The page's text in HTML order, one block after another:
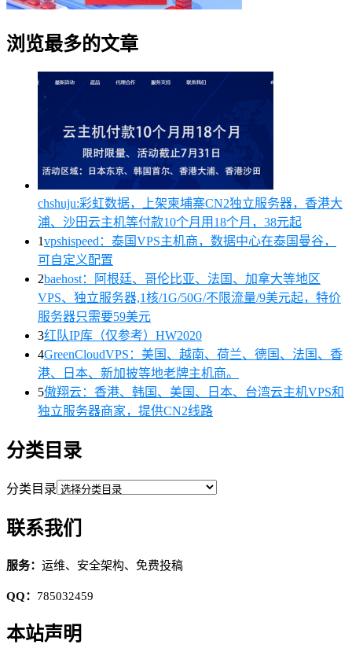
浏览最多的文章
chshuju:彩虹数据，上架柬埔寨CN2独立服务器，香港大
浦、沙田云主机等付款10个月用18个月，38元起
1vpshispeed：泰国VPS主机商，数据中心在泰国曼谷，
可自定义配置
2baehost：阿根廷、哥伦比亚、法国、加拿大等地区
VPS、独立服务器,1核/1G/50G/不限流量/9美元起，特价
服务器只需要59美元
3红队IP库（仅参考）HW2020
4GreenCloudVPS：美国、越南、荷兰、德国、法国、香
港、日本、新加披等地老牌主机商。
5傲翔云：香港、韩国、美国、日本、台湾云主机VPS和
独立服务器商家，提供CN2线路
分类目录
分类目录
联系我们
服务： 运维、安全架构、免费投稿
QQ： 785032459
本站声明